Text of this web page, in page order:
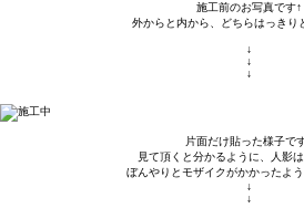
施工前のお写真です↑
外からと内から、どちらはっきり
↓
↓
↓
片面だけ貼った様子で
見て頂くと分かるように、人影
ぼんやりとモザイクがかかったよう
↓
↓